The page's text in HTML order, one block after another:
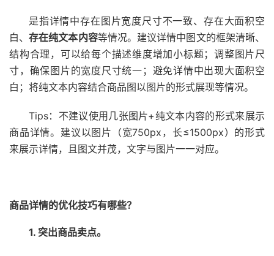
是指详情中存在图片宽度尺寸不一致、存在大面积空
白、存在纯文本内容等情况。建议详情中图文的框架清晰、
结构合理，可以给每个描述维度增加小标题；调整图片尺
寸，确保图片的宽度尺寸统一；避免详情中出现大面积空
白；将纯文本内容结合商品图以图片的形式展现等情况。
Tips：不建议使用几张图片+纯文本内容的形式来展示
商品详情。建议以图片（宽750px，长≤1500px）的形式
来展示详情，且图文并茂，文字与图片一一对应。
商品详情的优化技巧有哪些？
1. 突出商品卖点。